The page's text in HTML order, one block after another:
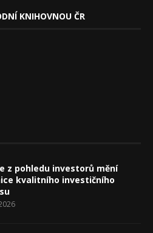
KNIHOVNOU ČR
z pohledu investorů mění
kvalitního investičního